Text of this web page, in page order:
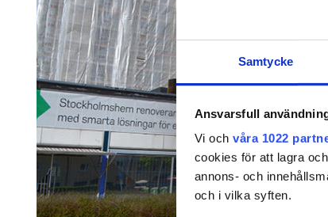
Samtycke
Ansvarsfull
Vi och våra 1022
cookies för att lagra
annons- och
och i vilka syften.